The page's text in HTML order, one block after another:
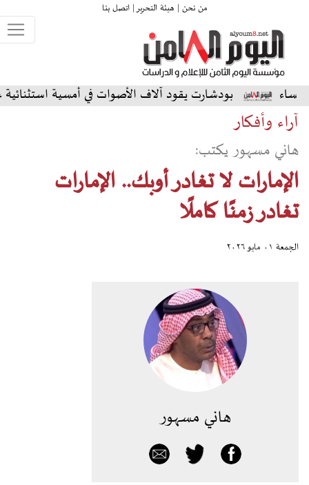
من نحن | هيئة التحرير |اتصل بنا
يقود آلاف الأصوات في أمسية استثنائية على المسرح
آراء وأفكار
هاني مسهور يكتب:
الإمارات لا تغادر أوبك.. الإمارات
تغادر زمنًا كاملًا
الجمعة ٠١ مايو ٢٠٢٦
هاني مسهور